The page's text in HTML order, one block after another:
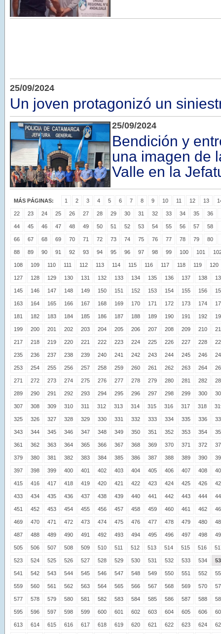
25/09/2024
Un joven protagonizó un
25/09/2024
Bendición y
una imagen de
Valle en la
MÁS PÁGINAS: 1 2 3 4 5 6 7 8 9 10 11 12 13
22 23 24 25 26 27 28 29 30 31 32 33 34 35 36
44 45 46 47 48 49 50 51 52 53 54 55 56 57 58
66 67 68 69 70 71 72 73 74 75 76 77 78 79 80
88 89 90 91 92 93 94 95 96 97 98 99 100 101
108 109 110 111 112 113 114 115 116 117 118 119 120
127 128 129 130 131 132 133 134 135 136 137 138
145 146 147 148 149 150 151 152 153 154 155 156
163 164 165 166 167 168 169 170 171 172 173 174
181 182 183 184 185 186 187 188 189 190 191 192
199 200 201 202 203 204 205 206 207 208 209 210
217 218 219 220 221 222 223 224 225 226 227 228
235 236 237 238 239 240 241 242 243 244 245 246
253 254 255 256 257 258 259 260 261 262 263 264
271 272 273 274 275 276 277 278 279 280 281 282
289 290 291 292 293 294 295 296 297 298 299 300
307 308 309 310 311 312 313 314 315 316 317 318
325 326 327 328 329 330 331 332 333 334 335 336
343 344 345 346 347 348 349 350 351 352 353 354
361 362 363 364 365 366 367 368 369 370 371 372
379 380 381 382 383 384 385 386 387 388 389 390
397 398 399 400 401 402 403 404 405 406 407 408
415 416 417 418 419 420 421 422 423 424 425 426
433 434 435 436 437 438 439 440 441 442 443 444
451 452 453 454 455 456 457 458 459 460 461 462
469 470 471 472 473 474 475 476 477 478 479 480
487 488 489 490 491 492 493 494 495 496 497 498
505 506 507 508 509 510 511 512 513 514 515 516
523 524 525 526 527 528 529 530 531 532 533 534
541 542 543 544 545 546 547 548 549 550 551 552
559 560 561 562 563 564 565 566 567 568 569 570
577 578 579 580 581 582 583 584 585 586 587 588
595 596 597 598 599 600 601 602 603 604 605 606
613 614 615 616 617 618 619 620 621 622 623 624